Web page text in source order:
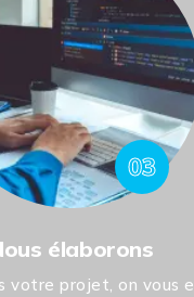
03
élaborons
votre projet, on vous